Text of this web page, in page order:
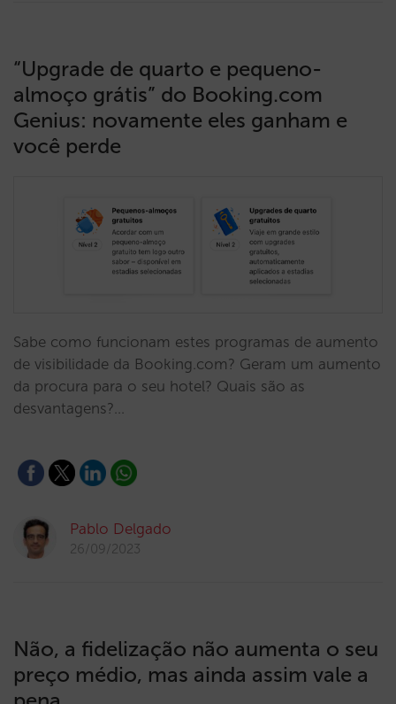
“Upgrade de quarto e pequeno-
almoço grátis” do Booking.com
Genius: novamente eles ganham e
você perde
Sabe como funcionam estes programas de aumento
de visibilidade da Booking.com? Geram um aumento
da procura para o seu hotel? Quais são as
desvantagens?…
Pablo Delgado
26/09/2023
Não, a fidelização não aumenta o seu
preço médio, mas ainda assim vale a